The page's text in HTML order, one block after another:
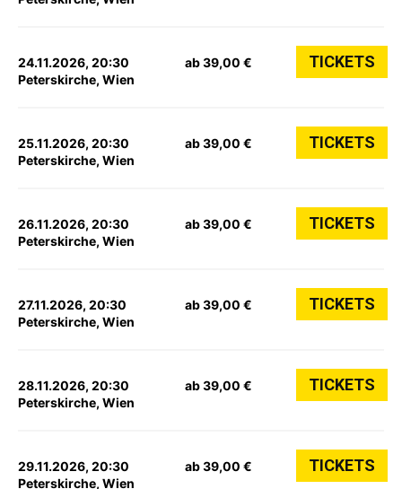
24.11.2026, 20:30
Peterskirche, Wien
ab 39,00 € TICKETS
25.11.2026, 20:30
Peterskirche, Wien
ab 39,00 € TICKETS
26.11.2026, 20:30
Peterskirche, Wien
ab 39,00 € TICKETS
27.11.2026, 20:30
Peterskirche, Wien
ab 39,00 € TICKETS
28.11.2026, 20:30
Peterskirche, Wien
ab 39,00 € TICKETS
29.11.2026, 20:30
Peterskirche, Wien
ab 39,00 € TICKETS